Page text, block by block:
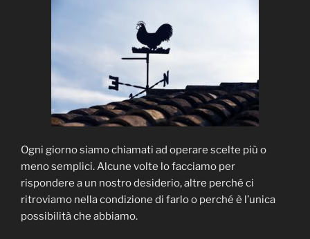
Ogni giorno siamo chiamati ad operare scelte più o
meno semplici. Alcune volte lo facciamo per
rispondere a un nostro desiderio, altre perché ci
ritroviamo nella condizione di farlo o perché è l’unica
possibilità che abbiamo.